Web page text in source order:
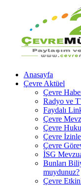
Anasayfa
Çevre Aktüel
Çevre
Radyo ve
Faydalı
Çevre
Çevre
Çevre
Çevre
İSG
Bunları
muydunuz?
Çevre